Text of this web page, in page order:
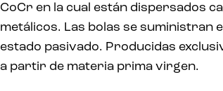
CoCr en la cual están dispersados
metálicos. Las bolas se suministran
estado pasivado. Producidas
a partir de materia prima virgen.